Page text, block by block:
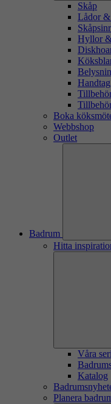
Skåp
Lådor
Hyllor
Boka
Webbshop
Outlet
Badrum
Hitta
Våra
Katalog
Planera